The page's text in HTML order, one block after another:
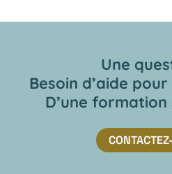
Une
Besoin d’aide
D’une